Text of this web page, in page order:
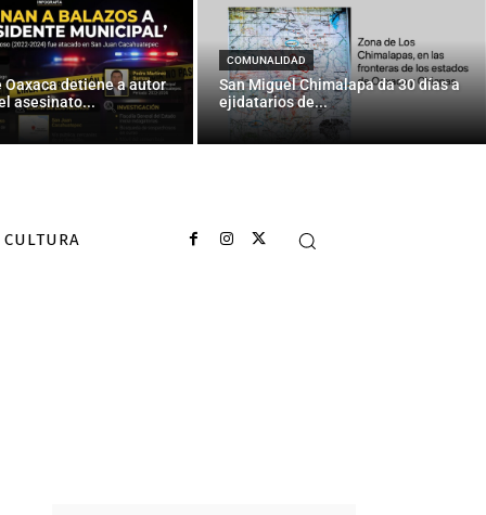
Oaxaca detiene a autor
asesinato...
COMUNALIDAD
San Miguel Chimalapa da 30 días a
ejidatarios de...
CULTURA